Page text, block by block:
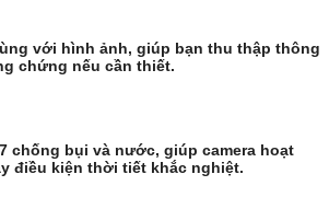
với hình ảnh, giúp bạn thu thập thông
chứng nếu cần thiết.
chống bụi và nước, giúp camera hoạt
điều kiện thời tiết khắc nghiệt.